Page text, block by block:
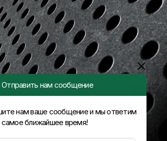
Отправить нам сообщение
нам ваше сообщение и мы ответим
ближайшее время!